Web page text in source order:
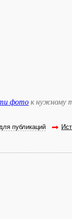
фото к нужному
публикаций